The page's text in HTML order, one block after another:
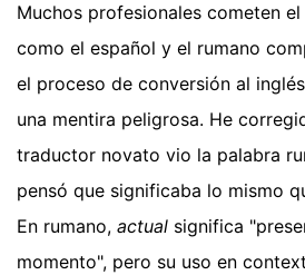
Muchos profesionales cometen
como el español y el rumano
el proceso de conversión al
una mentira peligrosa. He
traductor novato vio la palabra
pensó que significaba lo mismo
En rumano, actual significa
momento", pero su uso en